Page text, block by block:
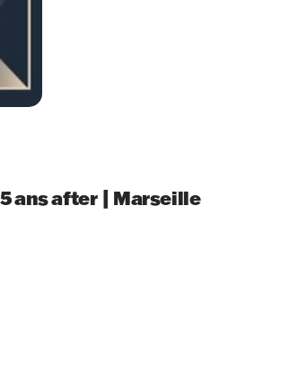
ans after | Marseille